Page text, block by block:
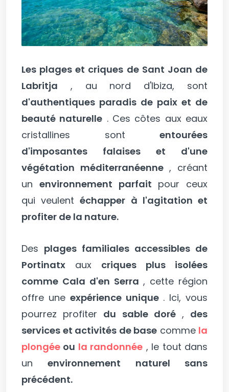
Les plages et criques de Sant Joan de
Labritja , au nord d'Ibiza, sont
d'authentiques paradis de paix et de
beauté naturelle . Ces côtes aux eaux
cristallines sont entourées
d'imposantes falaises et d'une
végétation méditerranéenne, créant
un environnement parfait pour ceux
qui veulentéchapper à l'agitation et
profiter de la nature.
Des plages familiales accessibles de
Portinatx aux criques plus isolées
comme Cala d'en Serra , cette région
offre une expérience unique. Ici, vous
pourrez profiter du sable doré, des
services et activités de base comme la
plongée ou la randonnée , le tout dans
unenvironnement naturel sans
précédent.